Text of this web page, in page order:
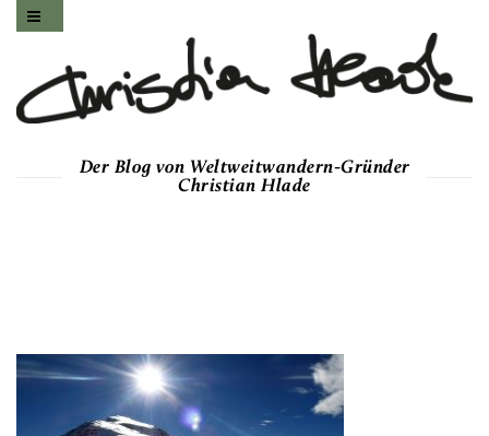
Der Blog von Weltweitwandern-Gründer
Christian Hlade